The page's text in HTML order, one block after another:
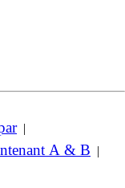
|
A & B |